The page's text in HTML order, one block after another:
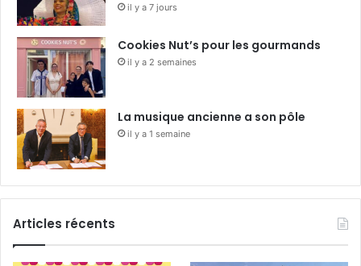
il y a 7 jours
Cookies Nut’s pour les gourmands
il y a 2 semaines
La musique ancienne a son pôle
il y a 1 semaine
Articles récents